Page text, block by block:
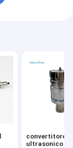
convertitore
ultrasonico